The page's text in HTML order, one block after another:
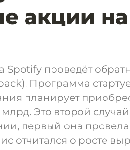
акции на
Spotify проведёт
Программа
планирует
Это второй
первый она провела
отчитался о росте